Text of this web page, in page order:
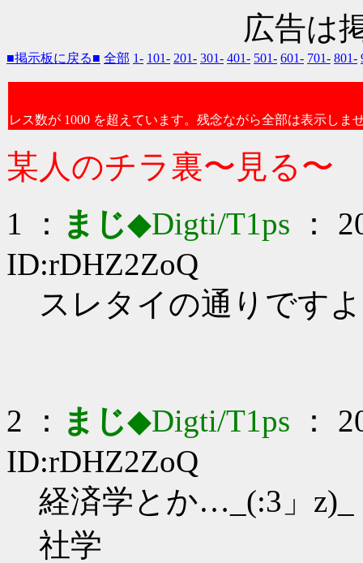
広告は
■掲示板に戻る■ 全部 1- 101- 201- 301- 401- 501- 601- 701- 801-
レス数が 1000 を超えています。残念ながら全部は表示しま
某人のチラ裏〜見る〜
1 ： まじ◆Digti/T1ps ：
ID:rDHZ2ZoQ
スレタイの通りです
2 ： まじ◆Digti/T1ps ：
ID:rDHZ2ZoQ
経済学とか…_(:3」z)_
社学